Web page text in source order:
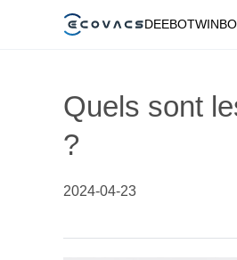
DEEBOT
Quels sont
?
2024-04-23